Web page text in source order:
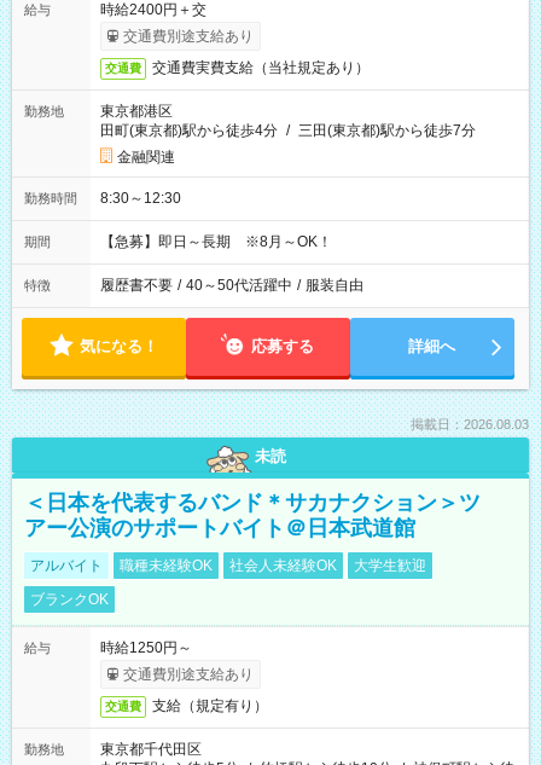
給与
時給2400円＋交
交通費別途支給あり
交通費 交通費実費支給（当社規定あり）
勤務地
東京都港区
田町(東京都)駅から徒歩4分 / 三田(東京都)駅から徒歩7分
金融関連
勤務時間 8:30～12:30
期間 【急募】即日～長期 ※8月～OK！
特徴 履歴書不要 / 40～50代活躍中 / 服装自由
気になる！ 応募する 詳細へ
掲載日：2026.08.03
未読
＜日本を代表するバンド＊サカナクション＞ツ
アー公演のサポートバイト＠日本武道館
アルバイト 職種未経験OK 社会人未経験OK
大学生歓迎
ブランクOK
給与
時給1250円～
交通費別途支給あり
交通費 支給（規定有り）
勤務地
東京都千代田区